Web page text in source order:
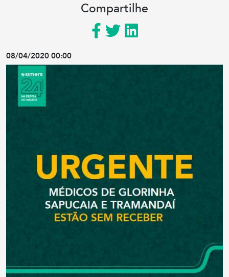
Compartilhe
08/04/2020 00:00